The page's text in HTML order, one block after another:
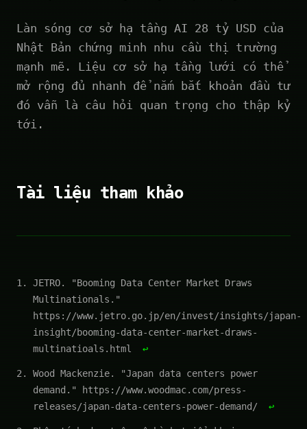
Làn sóng cơ sở hạ tầng AI 28 tỷ USD của
Nhật Bản chứng minh nhu cầu thị trường
mạnh mẽ. Liệu cơ sở hạ tầng lưới có thể
mở rộng đủ nhanh để nắm bắt khoản đầu tư
đó vẫn là câu hỏi quan trọng cho thập kỷ
tới.
Tài liệu tham khảo
JETRO. "Booming Data Center Market Draws
Multinationals."
https://www.jetro.go.jp/en/invest/insights/japan-
insight/booming-data-center-market-draws-
multinatioals.html
↩
Wood Mackenzie. "Japan data centers power
demand." https://www.woodmac.com/press-
releases/japan-data-centers-power-demand/
↩